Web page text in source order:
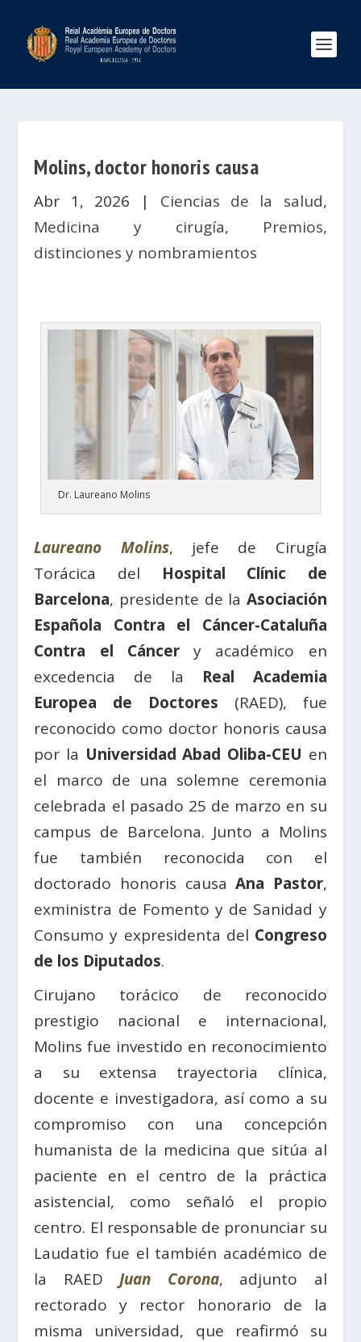
Molins, doctor honoris causa
Abr 1, 2026 | Ciencias de la salud,
Medicina y cirugía, Premios,
distinciones y nombramientos
Dr. Laureano Molins
Laureano Molins, jefe de Cirugía
Torácica del Hospital Clínic de
Barcelona, presidente de la Asociación
Española Contra el Cáncer-Cataluña
Contra el Cáncery académico en
excedencia de la Real Academia
Europea de Doctores (RAED), fue
reconocido como doctor honoris causa
por la Universidad Abad Oliba-CEU en
el marco de una solemne ceremonia
celebrada el pasado 25 de marzo en su
campus de Barcelona. Junto a Molins
fue también reconocida con el
doctorado honoris causa Ana Pastor,
exministra de Fomento y de Sanidad y
Consumo y expresidenta del Congreso
de los Diputados.
Cirujano torácico de reconocido
prestigio nacional e internacional,
Molins fue investido en reconocimiento
a su extensa trayectoria clínica,
docente e investigadora, así como a su
compromiso con una concepción
humanista de la medicina que sitúa al
paciente en el centro de la práctica
asistencial, como señaló el propio
centro. El responsable de pronunciar su
Laudatio fue el también académico de
la RAEDJuan Corona, adjunto al
rectorado y rector honorario de la
misma universidad, que reafirmó su